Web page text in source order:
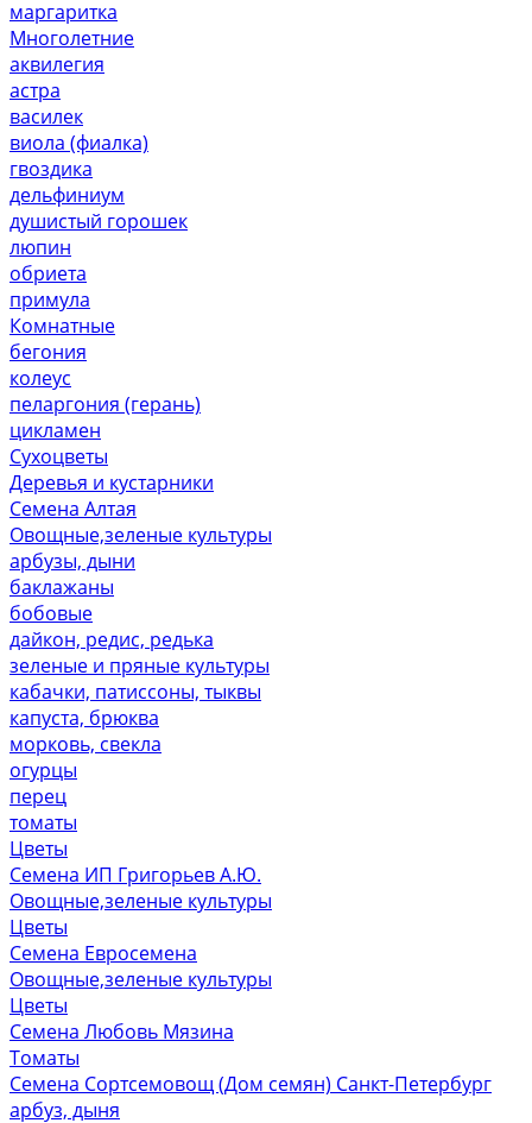
маргаритка
Многолетние
аквилегия
астра
василек
виола (фиалка)
гвоздика
дельфиниум
душистый горошек
люпин
обриета
примула
Комнатные
бегония
колеус
пеларгония (герань)
цикламен
Сухоцветы
Деревья и кустарники
Семена Алтая
Овощные,зеленые культуры
арбузы, дыни
баклажаны
бобовые
дайкон, редис, редька
зеленые и пряные культуры
кабачки, патиссоны, тыквы
капуста, брюква
морковь, свекла
огурцы
перец
томаты
Цветы
Семена ИП Григорьев А.Ю.
Овощные,зеленые культуры
Цветы
Семена Евросемена
Овощные,зеленые культуры
Цветы
Семена Любовь Мязина
Томаты
Семена Сортсемовощ (Дом семян) Санкт-Петербург
арбуз, дыня